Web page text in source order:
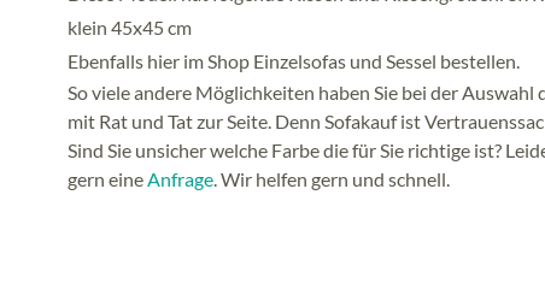
klein 45x45 cm
Ebenfalls hier im Shop Einzelsofas und Sessel bestellen.
So viele andere Möglichkeiten haben Sie bei der
mit Rat und Tat zur Seite. Denn Sofakauf ist
Sind Sie unsicher welche Farbe die für Sie richtige ist?
gern eine Anfrage . Wir helfen gern und schnell.